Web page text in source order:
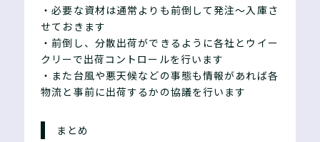
・必要な資材は通常よりも前倒して発注～入庫さ
せておきます
・前倒し、分散出荷ができるように各社とウイー
クリーで出荷コントロールを行います
・また台風や悪天候などの事態も情報があれば各
物流と事前に出荷するかの協議を行います
まとめ